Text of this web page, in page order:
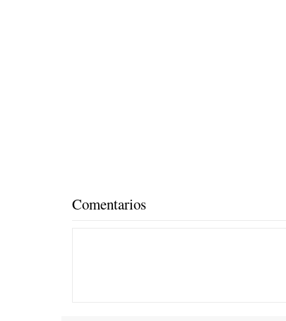
Comentarios